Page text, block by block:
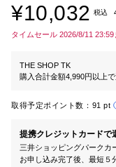
¥10,032 税込
タイムセール 2026/8/11 23:59
THE SHOP TK
購入合計金額4,990円以上
取得予定ポイント数： 91 pt
提携クレジットカードで
三井ショッピングパークカ
お申し込み完了後、最短５